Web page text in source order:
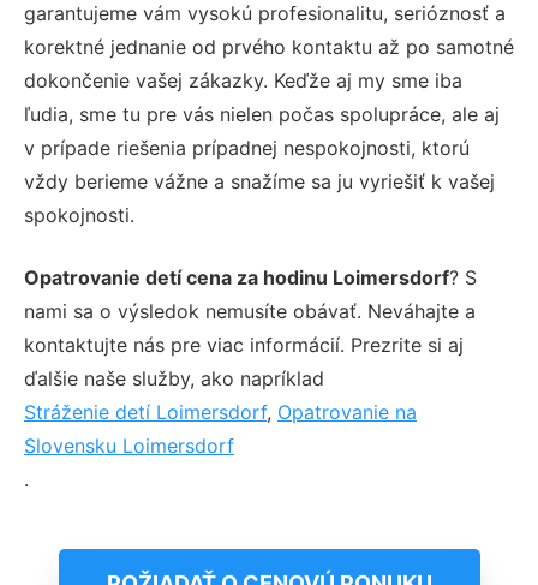
garantujeme vám vysokú profesionalitu, serióznosť a
korektné jednanie od prvého kontaktu až po samotné
dokončenie vašej zákazky. Keďže aj my sme iba
ľudia, sme tu pre vás nielen počas spolupráce, ale aj
v prípade riešenia prípadnej nespokojnosti, ktorú
vždy berieme vážne a snažíme sa ju vyriešiť k vašej
spokojnosti.
Opatrovanie detí cena za hodinu Loimersdorf? S
nami sa o výsledok nemusíte obávať. Neváhajte a
kontaktujte nás pre viac informácií. Prezrite si aj
ďalšie naše služby, ako napríklad
Stráženie detí Loimersdorf, Opatrovanie na
Slovensku Loimersdorf
.